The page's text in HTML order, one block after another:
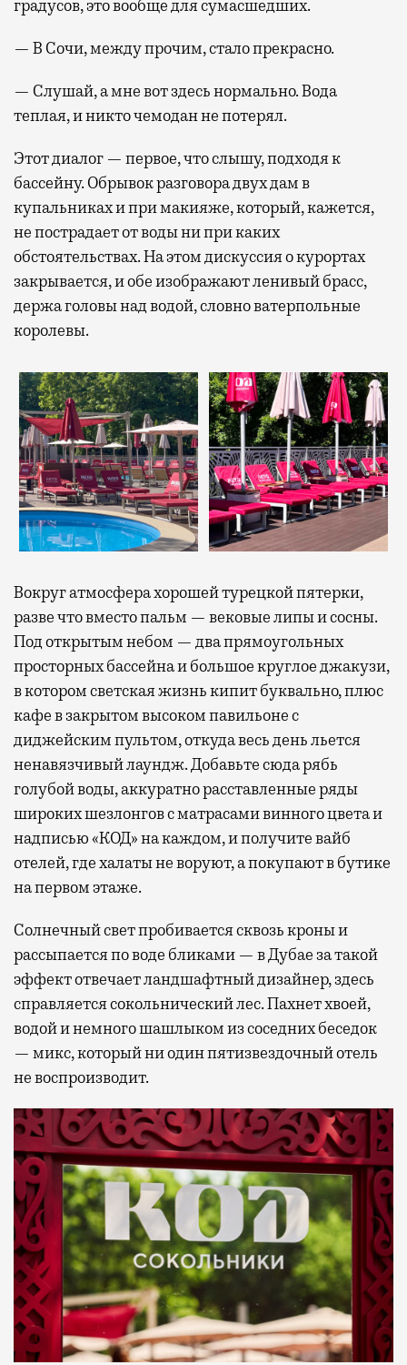
градусов, это вообще для сумасшедших.
— В Сочи, между прочим, стало прекрасно.
— Слушай, а мне вот здесь нормально. Вода
теплая, и никто чемодан не потерял.
Этот диалог — первое, что слышу, подходя к
бассейну. Обрывок разговора двух дам в
купальниках и при макияже, который, кажется,
не пострадает от воды ни при каких
обстоятельствах. На этом дискуссия о курортах
закрывается, и обе изображают ленивый брасс,
держа головы над водой, словно ватерпольные
королевы.
Вокруг атмосфера хорошей турецкой пятерки,
разве что вместо пальм — вековые липы и сосны.
Под открытым небом — два прямоугольных
просторных бассейна и большое круглое джакузи,
в котором светская жизнь кипит буквально, плюс
кафе в закрытом высоком павильоне с
диджейским пультом, откуда весь день льется
ненавязчивый лаундж. Добавьте сюда рябь
голубой воды, аккуратно расставленные ряды
широких шезлонгов с матрасами винного цвета и
надписью «КОД» на каждом, и получите вайб
отелей, где халаты не воруют, а покупают в бутике
на первом этаже.
Солнечный свет пробивается сквозь кроны и
рассыпается по воде бликами — в Дубае за такой
эффект отвечает ландшафтный дизайнер, здесь
справляется сокольнический лес. Пахнет хвоей,
водой и немного шашлыком из соседних беседок
— микс, который ни один пятизвездочный отель
не воспроизводит.